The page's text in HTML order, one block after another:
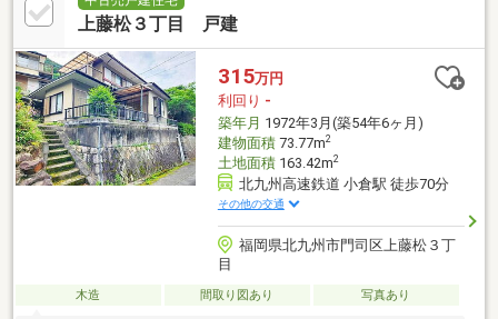
上藤松３丁目 戸建
315万円
利回り -
築年月 1972年3月(築54年6ヶ月)
建物面積73.77m2
土地面積163.42m2
北九州高速鉄道 小倉駅 徒歩70分
その他の交通
福岡県北九州市門司区上藤松３丁
目
木造 間取り図あり 写真あり